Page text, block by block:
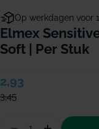
Op werkdagen voor
Elmex
Soft | Per Stuk
Verkoopprijs
2,93
Normale
prijs
3,45
Hoeveelheid